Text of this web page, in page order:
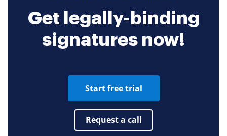
Get legally-binding
signatures now!
Start free trial
Request a call